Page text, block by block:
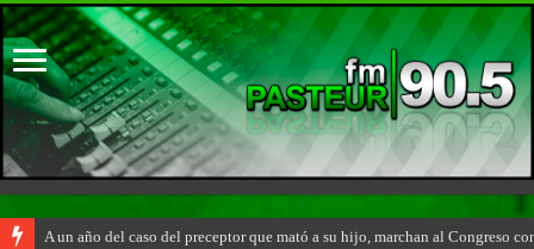
A un año del caso del preceptor que mató a su hijo, marchan al Congreso